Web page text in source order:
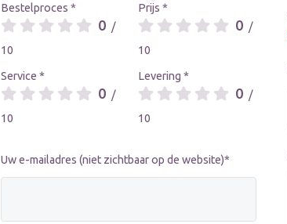
Bestelproces *
0 /
10
Service *
0 /
10
Prijs *
0 /
10
Levering *
0 /
10
Uw e-mailadres (niet zichtbaar op de website)*